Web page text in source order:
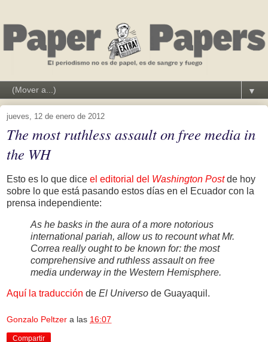
▼
jueves, 12 de enero de 2012
The most ruthless assault on free media in
the WH
Esto es lo que dice el editorial del Washington Postde hoy
sobre lo que está pasando estos días en el Ecuador con la
prensa independiente:
As he basks in the aura of a more notorious
international pariah, allow us to recount what Mr.
Correa really ought to be known for: the most
comprehensive and ruthless assault on free
media underway in the Western Hemisphere.
Aquí la traducción de El Universo de Guayaquil.
Gonzalo Peltzer a las 16:07
Compartir